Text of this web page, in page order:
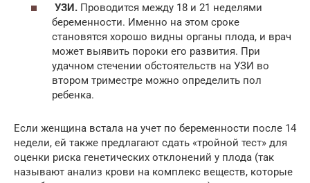
УЗИ. Проводится между 18 и 21 неделями
беременности. Именно на этом сроке
становятся хорошо видны органы плода, и врач
может выявить пороки его развития. При
удачном стечении обстоятельств на УЗИ во
втором триместре можно определить пол
ребенка.
Если женщина встала на учет по беременности после 14
недели, ей также предлагают сдать «тройной тест» для
оценки риска генетических отклонений у плода (так
называют анализ крови на комплекс веществ, которые